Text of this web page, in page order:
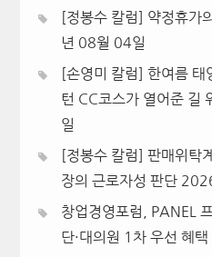
[정봉수 칼럼] 약정휴가
년 08월 04일
[손영미 칼럼] 한여름 태
턴 CC코스가 열어준 길
일
[정봉수 칼럼] 판매위탁
장의 근로자성 판단
창업경영포럼, PANEL
단·대의원 1차 우선 혜택